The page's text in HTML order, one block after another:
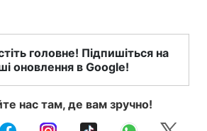
головне! Підпишіться на
оновлення в Google!
нас там, де вам зручно!